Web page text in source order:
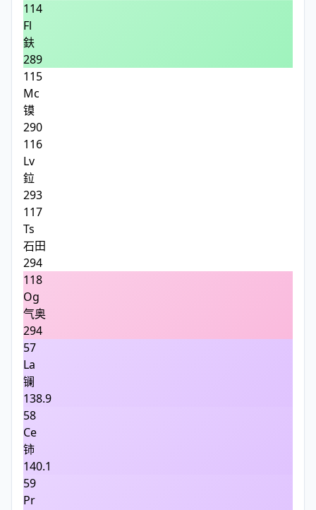
114
Fl
鈇
289
115
Mc
镆
290
116
Lv
鉝
293
117
Ts
石田
294
118
Og
气奥
294
57
La
镧
138.9
58
Ce
铈
140.1
59
Pr